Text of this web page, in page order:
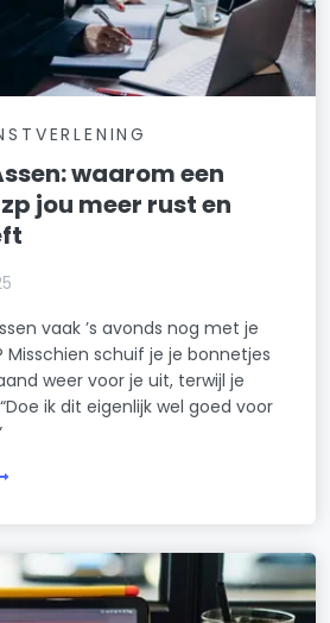
waarom een
jou meer rust en
vaak ’s avonds nog met je
schuif je je bonnetjes
weer voor je uit, terwijl je
ik dit eigenlijk wel goed voor